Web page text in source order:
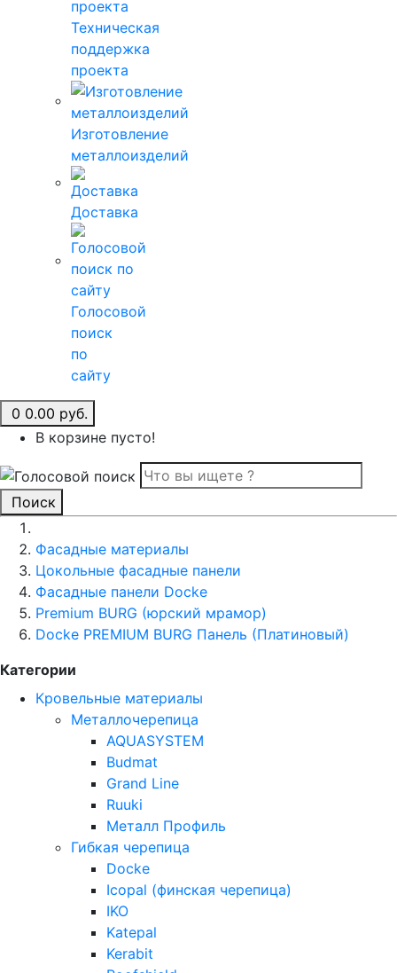
Техническая
поддержка
проекта
Изготовление
металлоизделий
Доставка
Голосовой
поиск
по
сайту
0 0.00 руб.
В корзине пусто!
Поиск
Фасадные материалы
Цокольные фасадные панели
Фасадные панели Docke
Premium BURG (юрский мрамор)
Docke PREMIUM BURG Панель (Платиновый)
Категории
Кровельные материалы
Металлочерепица
AQUASYSTEM
Budmat
Grand Line
Ruuki
Металл Профиль
Гибкая черепица
Docke
Icopal (финская черепица)
IKO
Katepal
Kerabit